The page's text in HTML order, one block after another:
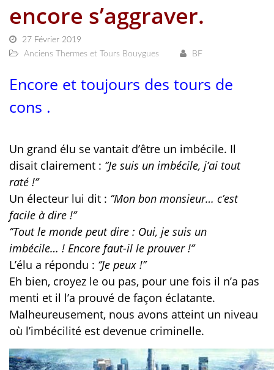
encore s’aggraver.
27 Février 2019
Anciens Thermes et Tours Bouygues
BF
Encore et toujours des tours de
cons .
Un grand élu se vantait d’être un imbécile. Il
disait clairement : ‘’Je suis un imbécile, j’ai tout
raté !’’
Un électeur lui dit : ‘’Mon bon monsieur… c’est
facile à dire !’’
‘’Tout le monde peut dire : Oui, je suis un
imbécile… ! Encore faut-il le prouver !’’
L’élu a répondu : ‘’Je peux !’’
Eh bien, croyez le ou pas, pour une fois il n’a pas
menti et il l’a prouvé de façon éclatante.
Malheureusement, nous avons atteint un niveau
où l’imbécilité est devenue criminelle.